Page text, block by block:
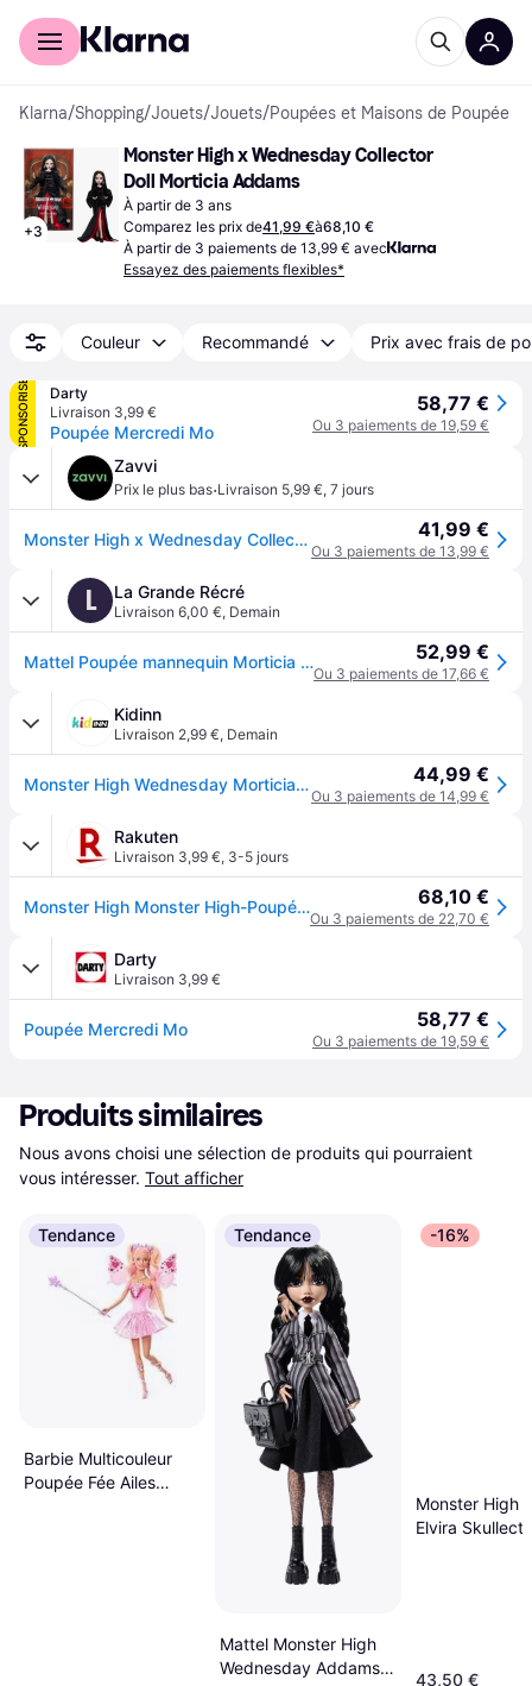
Acheter avec Klarna
Klarna/Shopping/Jouets/Jouets/Poupées et Maisons de Poupée
+3
Monster High x Wednesday Collector
Doll Morticia Addams
À partir de 3 ans
Comparez les prix de41,99 €à68,10 €
À partir de 3 paiements de 13,99 € avec
Essayez des paiements flexibles*
Couleur Recommandé Prix avec frais de
SPONSORISÉ
Darty
Livraison 3,99 €
Poupée Mercredi Mo
58,77 €
Ou 3 paiements de 19,59 €
Zavvi
Prix le plus bas·Livraison 5,99 €, 7 jours
Monster High x Wednesday Collector Doll Morticia Addams 41,99 €
Ou 3 paiements de 13,99 €
L La Grande Récré
Livraison 6,00 €, Demain
Mattel Poupée mannequin Morticia Addams - Monster High x Mercredi 52,99 €
Ou 3 paiements de 17,66 €
Kidinn
Livraison 2,99 €, Demain
Monster High Wednesday Morticia Doll Rouge Enfants 44,99 €
Ou 3 paiements de 14,99 €
Rakuten
Livraison 3,99 €, 3-5 jours
Monster High Monster High-Poupée Morticia Addams-Avec robe de velours noir 68,10 €
Ou 3 paiements de 22,70 €
Darty
Livraison 3,99 €
Poupée Mercredi Mo 58,77 €
Ou 3 paiements de 19,59 €
Produits similaires
Nous avons choisi une sélection de produits qui pourraient
vous intéresser. Tout afficher
Tendance
Barbie Multicouleur
Poupée Fée Ailes
Tendance
Mattel Monster High
Wednesday Addams
-16%
Monster High
Elvira
43,50 €